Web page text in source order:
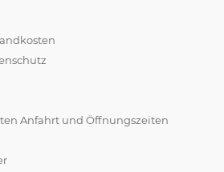
Anfahrt und Öffnungszeiten